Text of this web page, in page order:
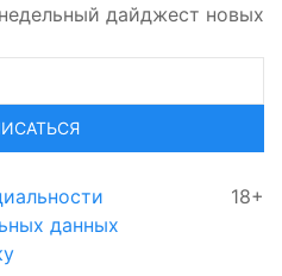
дайджест новых
данных
18+